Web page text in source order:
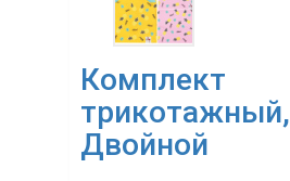
Комплект
трикотажный,
Двойной